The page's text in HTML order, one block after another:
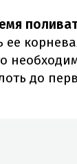
ее
до